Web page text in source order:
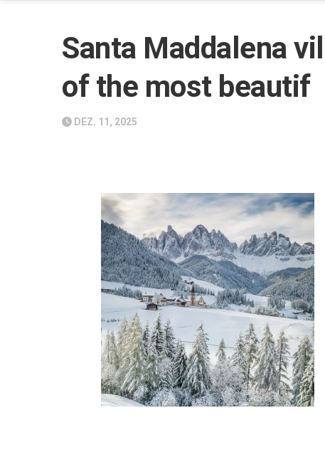
Santa Maddalena
of the most beautif
DEZ. 11, 2025